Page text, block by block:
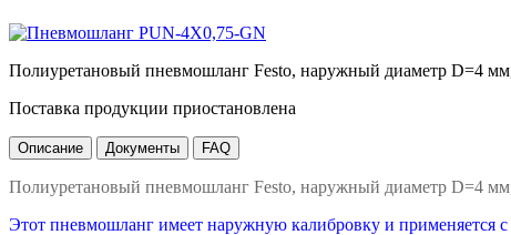
Полиуретановый пневмошланг Festo, наружный диаметр D=4
Поставка продукции приостановлена
Описание Документы FAQ
Полиуретановый пневмошланг Festo, наружный диаметр D=4
Этот пневмошланг имеет наружную калибровку и применяется